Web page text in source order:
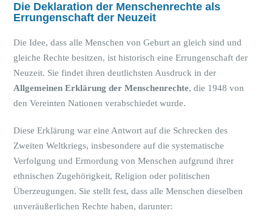
Die Deklaration der Menschenrechte als
Errungenschaft der Neuzeit
Die Idee, dass alle Menschen von Geburt an gleich sind und
gleiche Rechte besitzen, ist historisch eine Errungenschaft der
Neuzeit. Sie findet ihren deutlichsten Ausdruck in der
Allgemeinen Erklärung der Menschenrechte, die 1948 von
den Vereinten Nationen verabschiedet wurde.
Diese Erklärung war eine Antwort auf die Schrecken des
Zweiten Weltkriegs, insbesondere auf die systematische
Verfolgung und Ermordung von Menschen aufgrund ihrer
ethnischen Zugehörigkeit, Religion oder politischen
Überzeugungen. Sie stellt fest, dass alle Menschen dieselben
unveräußerlichen Rechte haben, darunter: